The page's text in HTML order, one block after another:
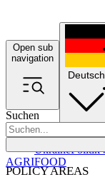
Open sub
navigation
Suchen
POLICY AREAS
UkrainePolitik
Deutsch
AGRIFOOD